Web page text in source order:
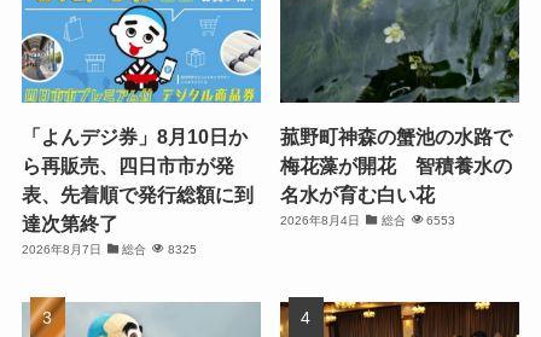
「よんデジ券」8月10日か
ら再販売、四日市市が発
表、先着順で発行総額に到
達次第終了
2026年8月7日 総合 8325
菰野町神森の蟹池の水路で
梅花藻が開花 智積養水の
名水が育む白い花
2026年8月4日 総合 6553